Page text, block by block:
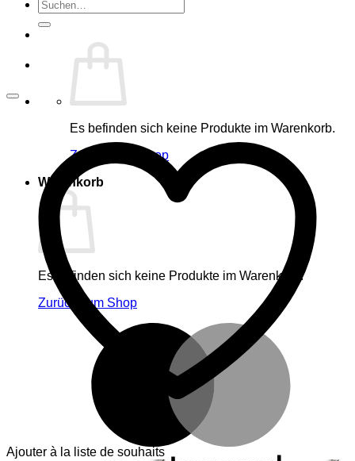
Suche
nach:
Es befinden sich keine Produkte im Warenkorb.
Zurück zum Shop
Warenkorb
Es befinden sich keine Produkte im Warenkorb.
Zurück zum Shop
Ajouter à la liste de souhaits